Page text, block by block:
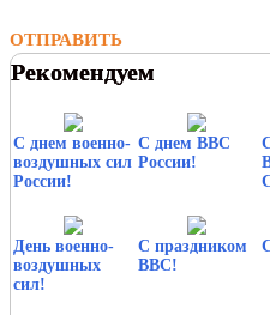
ОТПРАВИТЬ
Рекомендуем
С днем военно-
воздушных сил
России!
С днем ВВС
России!
День военно-
воздушных
сил!
С праздником
ВВС!